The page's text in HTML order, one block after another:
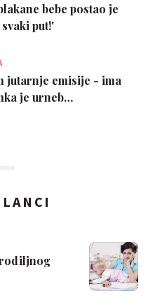
bebe postao je
put!'
jutarnje emisije - ima
je urneb…